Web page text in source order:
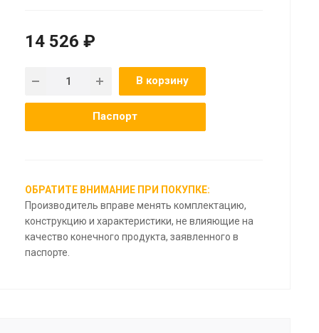
14 526 ₽
В корзину
Паспорт
ОБРАТИТЕ ВНИМАНИЕ ПРИ ПОКУПКЕ:
Производитель вправе менять комплектацию,
конструкцию и характеристики, не влияющие на
качество конечного продукта, заявленного в
паспорте.